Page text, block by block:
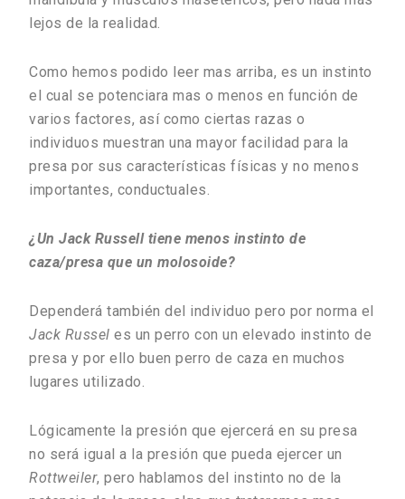
lejos de la realidad.
Como hemos podido leer mas arriba, es un instinto
el cual se potenciara mas o menos en función de
varios factores, así como ciertas razas o
individuos muestran una mayor facilidad para la
presa por sus características físicas y no menos
importantes, conductuales.
¿Un Jack Russell tiene menos instinto de
caza/presa que un molosoide?
Dependerá también del individuo pero por norma el
Jack Russel es un perro con un elevado instinto de
presa y por ello buen perro de caza en muchos
lugares utilizado.
Lógicamente la presión que ejercerá en su presa
no será igual a la presión que pueda ejercer un
Rottweiler, pero hablamos del instinto no de la